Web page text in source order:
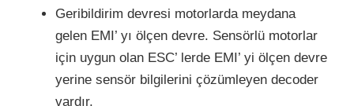
Geribildirim devresi motorlarda meydana
gelen EMI’ yı ölçen devre. Sensörlü motorlar
için uygun olan ESC’ lerde EMI’ yi ölçen devre
yerine sensör bilgilerini çözümleyen decoder
vardır.